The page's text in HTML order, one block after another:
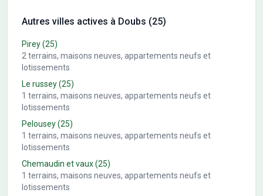
Autres villes actives à Doubs (25)
Pirey(25)
2 terrains, maisons neuves, appartements neufs et
lotissements
Le russey(25)
1 terrains, maisons neuves, appartements neufs et
lotissements
Pelousey(25)
1 terrains, maisons neuves, appartements neufs et
lotissements
Chemaudin et vaux(25)
1 terrains, maisons neuves, appartements neufs et
lotissements